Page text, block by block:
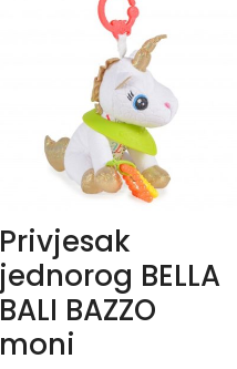
Privjesak
jednorog BELLA
BALI BAZZO
moni